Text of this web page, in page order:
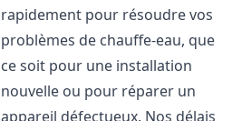
rapidement pour résoudre vos
problèmes de chauffe-eau, que
ce soit pour une installation
nouvelle ou pour réparer un
appareil défectueux. Nos délais